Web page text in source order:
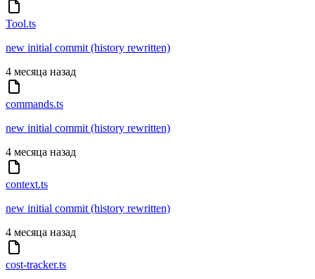
Tool.ts
new initial commit (history rewritten)
4 месяца назад
commands.ts
new initial commit (history rewritten)
4 месяца назад
context.ts
new initial commit (history rewritten)
4 месяца назад
cost-tracker.ts